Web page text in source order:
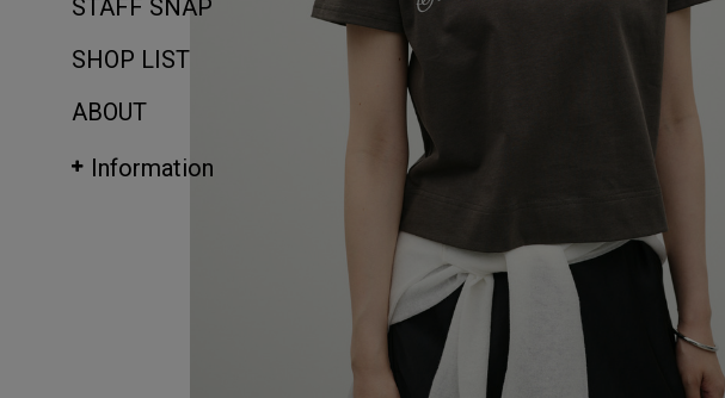
STAFF SNAP
SHOP LIST
ABOUT
Information